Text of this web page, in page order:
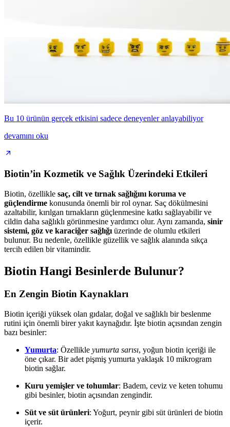
Bu 10 ürünün gerçek etkisini sadece deneyenler anlayabiliyor
devamını oku
Biotin’in Kozmetik ve Sağlık Üzerindeki Etkileri
Biotin, özellikle saç, cilt ve tırnak sağlığını koruma ve
güçlendirme konusunda önemli bir rol oynar. Saç dökülmesini
azaltabilir, kırılgan tırnakların güçlenmesine katkı sağlayabilir ve
cildin daha sağlıklı görünmesine yardımcı olur. Aynı zamanda, sinir
sistemi, göz ve karaciğer sağlığı üzerinde de olumlu etkileri
bulunur. Bu nedenle, özellikle güzellik ve sağlık alanında sıkça
tercih edilen bir vitamindir.
Biotin Hangi Besinlerde Bulunur?
En Zengin Biotin Kaynakları
Biotin içeriği yüksek olan gıdalar, doğal ve sağlıklı bir beslenme
rutini için önemli birer yakıt kaynağıdır. İşte biotin açısından zengin
bazı besinler:
Yumurta: Özellikle yumurta sarısı, yoğun biotin içeriği ile
öne çıkar. Bir adet pişmiş yumurta yaklaşık 10 mikrogram
biotin sağlar.
Kuru yemişler ve tohumlar: Badem, ceviz ve keten tohumu
gibi besinler, biotin açısından zengindir.
Süt ve süt ürünleri: Yoğurt, peynir gibi süt ürünleri de biotin
içerir.